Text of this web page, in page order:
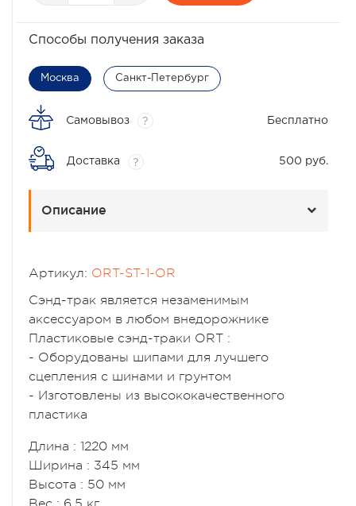
Способы получения заказа
Москва Санкт-Петербург
Самовывоз ? Бесплатно
Доставка ? 500 руб.
Описание
Артикул: ORT-ST-1-OR
Сэнд-трак является незаменимым
аксессуаром в любом внедорожнике
Пластиковые сэнд-траки ORT :
- Оборудованы шипами для лучшего
сцепления с шинами и грунтом
- Изготовлены из высококачественного
пластика
Длина : 1220 мм
Ширина : 345 мм
Высота : 50 мм